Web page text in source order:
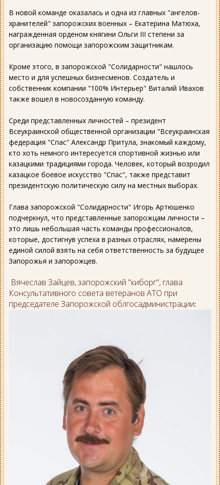
В новой команде оказалась и одна из главных "ангелов-
хранителей" запорожских военных – Екатерина Матюха,
награжденная орденом княгини Ольги ІІІ степени за
организацию помощи запорожским защитникам.
Кроме этого, в запорожской "Солидарности" нашлось
место и для успешных бизнесменов. Создатель и
собственник компании "100% Интерьер" Виталий Ивахов
также вошел в новосозданную команду.
Среди представленных личностей – президент
Всеукраинской общественной организации "Всеукраинская
федерация "Спас" Александр Притула, знакомый каждому,
кто хоть немного интересуется спортивной жизнью или
казацкими традициями города. Человек, который возродил
казацкое боевое искусство "Спас", также представит
президентскую политическую силу на местных выборах.
Глава запорожской "Солидарности" Игорь Артюшенко
подчеркнул, что представленные запорожцам личности –
это лишь небольшая часть команды профессионалов,
которые, достигнув успеха в разных отраслях, намерены
единой силой взять на себя ответственность за будущее
Запорожья и запорожцев.
Вячеслав Зайцев, запорожский "киборг", глава
Консультативного совета ветеранов АТО при
председателе Запорожской облгосадминистрации: